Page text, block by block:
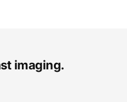
imaging.